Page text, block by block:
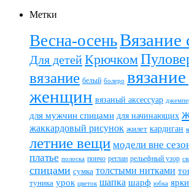
Метки
Весна-осеньВязание
Для детейКрючком
вязание белый болеро
женщин вязаный аксессуар
для мужчин спицами для начинающих
жаккардовый рисунок жилет кардиган
летние вещи модели вне
платье полоска пончо реглан рельефный узор
спицами сумка толстыми нитками
туника урок цветок шапка шарф юбка